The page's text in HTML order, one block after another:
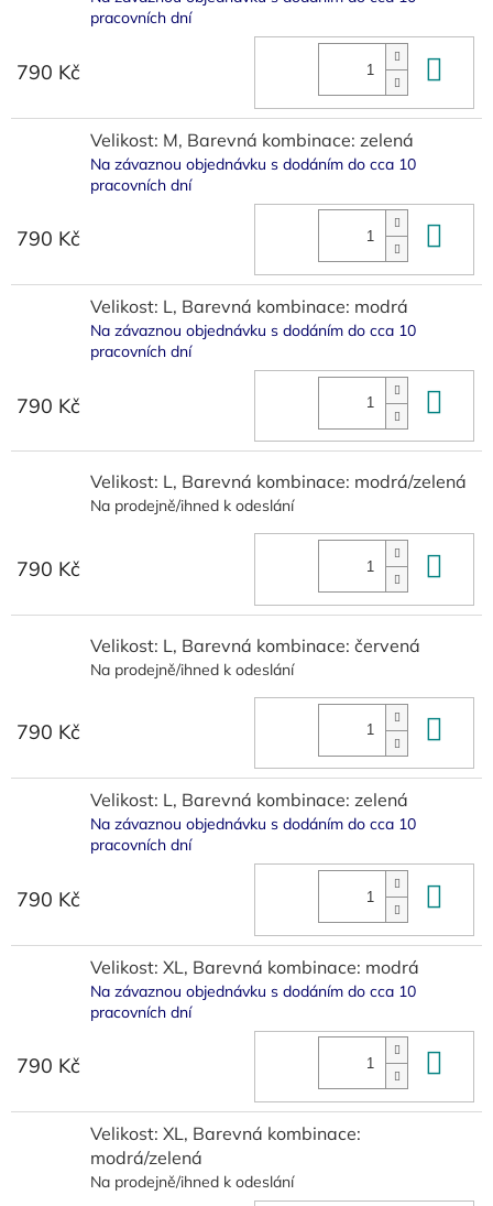
pracovních dní
790 Kč
Velikost: M, Barevná kombinace: zelená
Na závaznou objednávku s dodáním do cca 10
pracovních dní
790 Kč
Velikost: L, Barevná kombinace: modrá
Na závaznou objednávku s dodáním do cca 10
pracovních dní
790 Kč
Velikost: L, Barevná kombinace: modrá/zelená
Na prodejně/ihned k odeslání
790 Kč
Velikost: L, Barevná kombinace: červená
Na prodejně/ihned k odeslání
790 Kč
Velikost: L, Barevná kombinace: zelená
Na závaznou objednávku s dodáním do cca 10
pracovních dní
790 Kč
Velikost: XL, Barevná kombinace: modrá
Na závaznou objednávku s dodáním do cca 10
pracovních dní
790 Kč
Velikost: XL, Barevná kombinace:
modrá/zelená
Na prodejně/ihned k odeslání